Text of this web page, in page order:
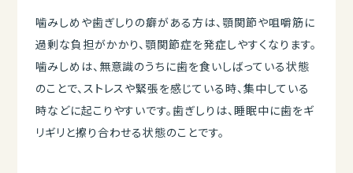
噛みしめや歯ぎしりの癖がある方は、顎関節や咀嚼筋に
過剰な負担がかかり、顎関節症を発症しやすくなります。
噛みしめは、無意識のうちに歯を食いしばっている状態
のことで、ストレスや緊張を感じている時、集中している
時などに起こりやすいです。歯ぎしりは、睡眠中に歯をギ
リギリと擦り合わせる状態のことです。